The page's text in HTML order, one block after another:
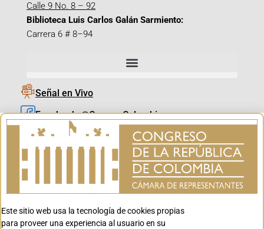
Calle 9 No. 8 – 92
Biblioteca Luis Carlos Galán Sarmiento:
Carrera 6 # 8–94
Señal en Vivo
Facebook_@CamaraColombia
Instagram_@CamaraColombia
X_@CamaraColombia
Youtube_@CamaraColombia
Youtube_@CanalCongreso
Este sitio web usa la tecnología de cookies propias
para proveer una experiencia al usuario en su